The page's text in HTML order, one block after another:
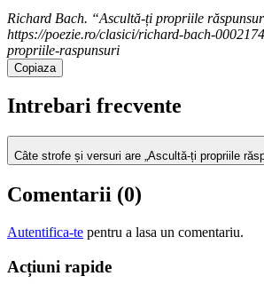
Richard Bach. “Ascultă-ți propriile
https://poezie.ro/clasici/richard-bach-
propriile-raspunsuri
Copiaza
Intrebari frecvente
Câte strofe și versuri are „Ascultă-ți propriile
Comentarii (0)
Autentifica-te pentru a lasa un comentariu.
Acțiuni rapide